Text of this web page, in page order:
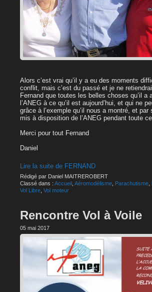
Alors c’est vrai qu’il y a eu des moments
conflit, mais c’est du passé et je ne
Fernand que toutes les belles choses qu’il a
l’ANEG à ce qu’il est aujourd’hui, et qui ne
grâce à l’exemple qu’il nous a montré, et par
mis à disposition de l’ANEG pendant toute
Merci pour tout Fernand
Daniel
Lire la suite de FERNAND
Rédigé par Daniel MAITREROBERT
Classé dans : Accueil Aéromodélisme Parachutisme
Vol Libre Vol moteur
Rencontre Vol à Voile
05 mai 2017